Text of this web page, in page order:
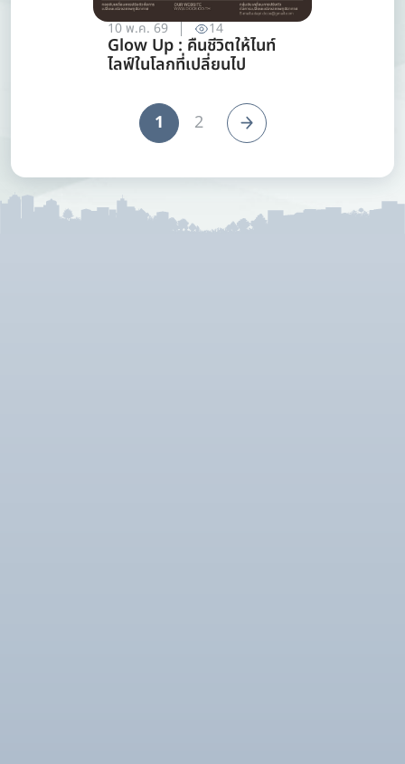
10 พ.ค. 69 14
Glow Up : คืนชีวิตให้ไนท์
ไลฟ์ในโลกที่เปลี่ยนไป
1 2